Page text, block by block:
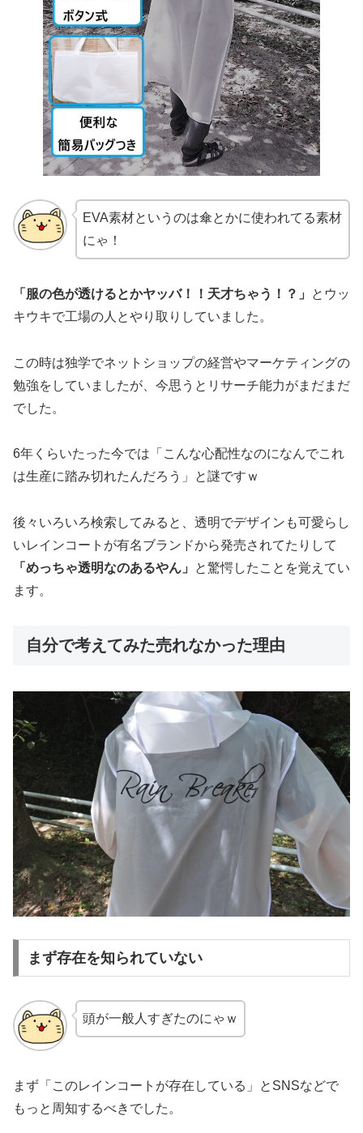
EVA素材というのは傘とかに使われてる素材
にゃ！
「服の色が透けるとかヤッバ！！天才ちゃう！？」
とウッ
キウキで工場の人とやり取りしていました。
この時は独学でネットショップの経営やマーケティングの
勉強をしていましたが、今思うとリサーチ能力がまだまだ
でした。
6年くらいたった今では「こんな心配性なのになんでこれ
は生産に踏み切れたんだろう」と謎ですｗ
後々いろいろ検索してみると、透明でデザインも可愛らし
いレインコートが有名ブランドから発売されてたりして
「めっちゃ透明なのあるやん」
と驚愕したことを覚えてい
ます。
自分で考えてみた売れなかった理由
まず存在を知られていない
頭が一般人すぎたのにゃｗ
まず「このレインコートが存在している」とSNSなどで
もっと周知するべきでした。